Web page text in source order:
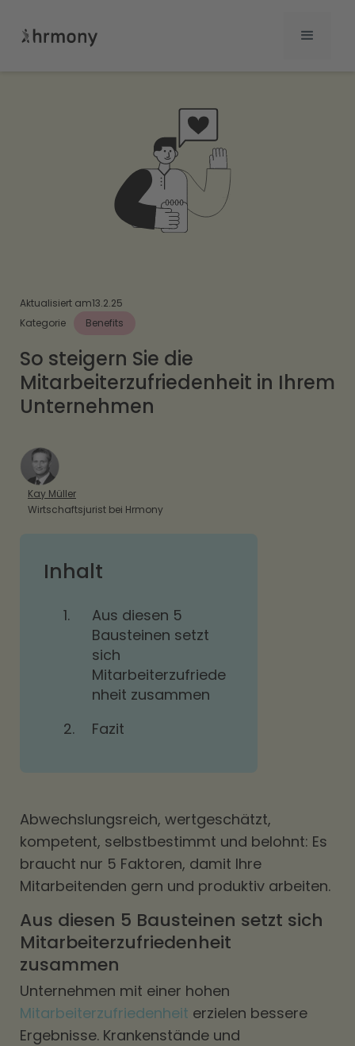
Aktualisiert am13.2.25
Kategorie
Benefits
So steigern Sie die
Mitarbeiterzufriedenheit in Ihrem
Unternehmen
Kay Müller
Wirtschaftsjurist bei Hrmony
Inhalt
1.
Aus diesen 5
Bausteinen setzt
sich
Mitarbeiterzufriede
nheit zusammen
2.
Fazit
Abwechslungsreich, wertgeschätzt,
kompetent, selbstbestimmt und belohnt: Es
braucht nur 5 Faktoren, damit Ihre
Mitarbeitenden gern und produktiv arbeiten.
Aus diesen 5 Bausteinen setzt sich
Mitarbeiterzufriedenheit
zusammen
Unternehmen mit einer hohen
Mitarbeiterzufriedenheit erzielen bessere
Ergebnisse. Krankenstände und